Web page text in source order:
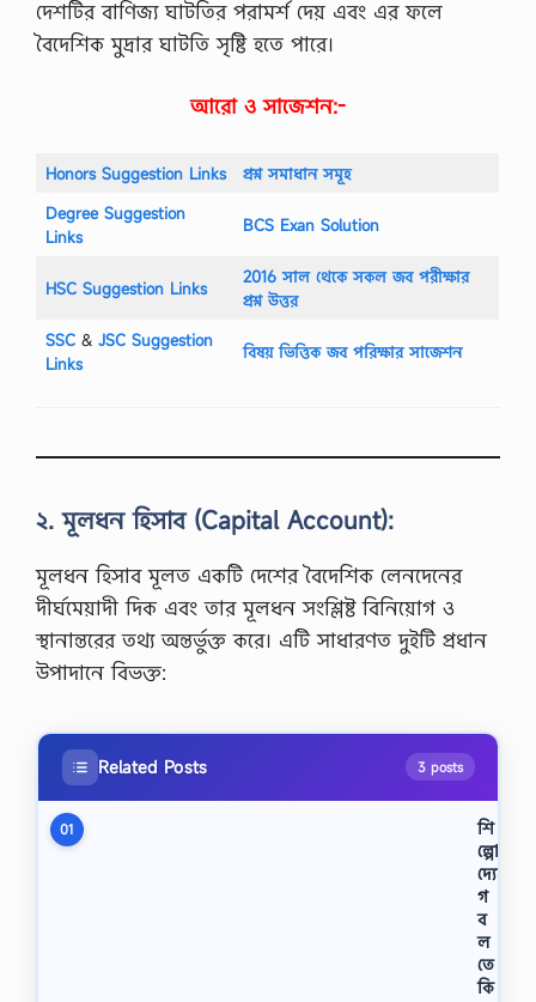
দেশটির বাণিজ্য ঘাটতির পরামর্শ দেয় এবং এর ফলে
বৈদেশিক মুদ্রার ঘাটতি সৃষ্টি হতে পারে।
আরো ও সাজেশন:-
Honors Suggestion Links
প্রশ্ন সমাধান সমূহ
Degree Suggestion
Links
BCS Exan Solution
HSC Suggestion Links
2016 সাল থেকে সকল জব পরীক্ষার
প্রশ্ন উত্তর
SSC ‍& JSC Suggestion
Links
বিষয় ভিত্তিক জব পরিক্ষার সাজেশন
২. মূলধন হিসাব (Capital Account):
মূলধন হিসাব মূলত একটি দেশের বৈদেশিক লেনদেনের
দীর্ঘমেয়াদী দিক এবং তার মূলধন সংশ্লিষ্ট বিনিয়োগ ও
স্থানান্তরের তথ্য অন্তর্ভুক্ত করে। এটি সাধারণত দুইটি প্রধান
উপাদানে বিভক্ত:
Related Posts 3 posts
01
শি
ল্পো
দ্যো
গ
ব
ল
তে
কি